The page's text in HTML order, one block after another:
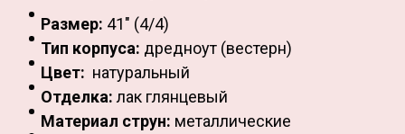
Размер: 41" (4/4)
Тип корпуса: дредноут (вестерн)
Цвет: натуральный
Отделка: лак глянцевый
Материал струн: металлические